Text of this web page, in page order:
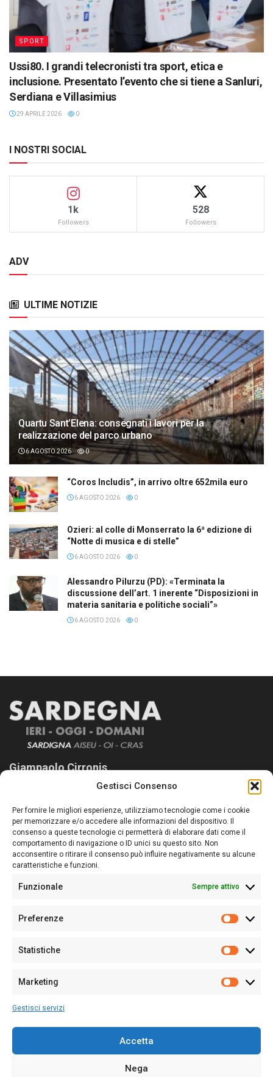
Gestisci Consenso
Per fornire le migliori esperienze, utilizziamo tecnologie come i cookie
per memorizzare e/o accedere alle informazioni del dispositivo. Il
consenso a queste tecnologie ci permetterà di elaborare dati come il
comportamento di navigazione o ID unici su questo sito. Non
acconsentire o ritirare il consenso può influire negativamente su alcune
caratteristiche e funzioni.
Funzionale Sempre attivo
Preferenze
Statistiche
Marketing
Gestisci servizi
Accetta
Nega
SPORT
Ussi80. I grandi telecronisti tra sport, etica e
inclusione. Presentato l’evento che si tiene a Sanluri,
Serdiana e Villasimius
29 APRILE 2026 0
I NOSTRI SOCIAL
1k
Followers
528
Followers
ADV
ULTIME NOTIZIE
Quartu Sant’Elena: consegnati i lavori per la
realizzazione del parco urbano
6 AGOSTO 2026 0
“Coros Includis”, in arrivo oltre 652mila euro
6 AGOSTO 2026 0
Ozieri: al colle di Monserrato la 6ª edizione di
“Notte di musica e di stelle”
6 AGOSTO 2026 0
Alessandro Pilurzu (PD): «Terminata la
discussione dell’art. 1 inerente “Disposizioni in
materia sanitaria e politiche sociali”»
6 AGOSTO 2026 0
Giampaolo Cirronis
Sardegna Ieri-Oggi-Domani nasce per informare “liberamente” i
nostro passato e, soprattutto, al nostro futuro
Follow Us
Sede:Via Cristoforo Colombo 09013 Carbonia
Partita IVA02270380922
128/2020 del 10/02/2020
Per la Pubblicità:
Contatti